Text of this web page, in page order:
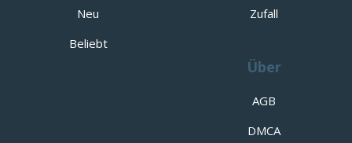
Neu
Beliebt
Zufall
Über
AGB
DMCA